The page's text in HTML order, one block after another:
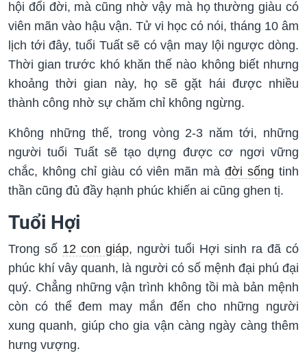
hội đổi đời, mà cũng nhờ vậy mà họ thường giàu có
viên mãn vào hậu vận. Tử vi học có nói, tháng 10 âm
lịch tới đây, tuổi Tuất sẽ có vận may lội ngược dòng.
Thời gian trước khó khăn thế nào không biết nhưng
khoảng thời gian này, họ sẽ gặt hái được nhiều
thành công nhờ sự chăm chỉ không ngừng.
Không những thế, trong vòng 2-3 năm tới, những
người tuổi Tuất sẽ tạo dựng được cơ ngơi vững
chắc, không chỉ giàu có viên mãn màđời sống tinh
thần cũng đủ đầy hạnh phúc khiến ai cũng ghen tị.
Tuổi Hợi
Trong số 12 con giáp, người tuổi Hợi sinh ra đã có
phúc khí vây quanh, là người có số mệnh đại phú đại
quý. Chẳng những vận trình không tồi mà bản mệnh
còn có thể đem may mắn đến cho những người
xung quanh, giúp cho gia vận càng ngày càng thêm
hưng vượng.